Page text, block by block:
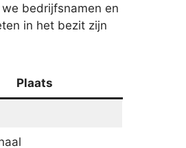
bedrijfsnamen en
in het bezit zijn
Plaats